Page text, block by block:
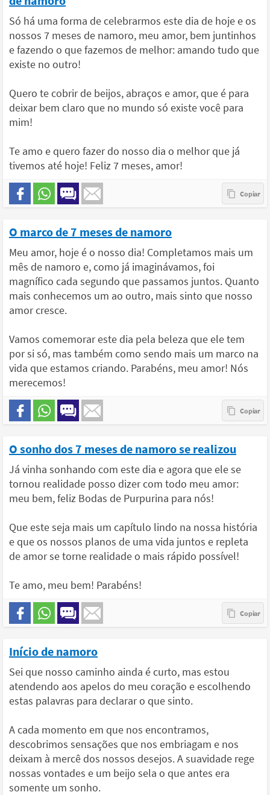
Só há uma forma de celebrarmos este dia de hoje e os
nossos 7 meses de namoro, meu amor, bem juntinhos
e fazendo o que fazemos de melhor: amando tudo que
existe no outro!
Quero te cobrir de beijos, abraços e amor, que é para
deixar bem claro que no mundo só existe você para
mim!
Te amo e quero fazer do nosso dia o melhor que já
tivemos até hoje! Feliz 7 meses, amor!
O marco de 7 meses de namoro
Meu amor, hoje é o nosso dia! Completamos mais um
mês de namoro e, como já imaginávamos, foi
magnífico cada segundo que passamos juntos. Quanto
mais conhecemos um ao outro, mais sinto que nosso
amor cresce.
Vamos comemorar este dia pela beleza que ele tem
por si só, mas também como sendo mais um marco na
vida que estamos criando. Parabéns, meu amor! Nós
merecemos!
O sonho dos 7 meses de namoro se realizou
Já vinha sonhando com este dia e agora que ele se
tornou realidade posso dizer com todo meu amor:
meu bem, feliz Bodas de Purpurina para nós!
Que este seja mais um capítulo lindo na nossa história
e que os nossos planos de uma vida juntos e repleta
de amor se torne realidade o mais rápido possível!
Te amo, meu bem! Parabéns!
Início de namoro
Sei que nosso caminho ainda é curto, mas estou
atendendo aos apelos do meu coração e escolhendo
estas palavras para declarar o que sinto.
A cada momento em que nos encontramos,
descobrimos sensações que nos embriagam e nos
deixam à mercê dos nossos desejos. A suavidade rege
nossas vontades e um beijo sela o que antes era
somente um sonho.